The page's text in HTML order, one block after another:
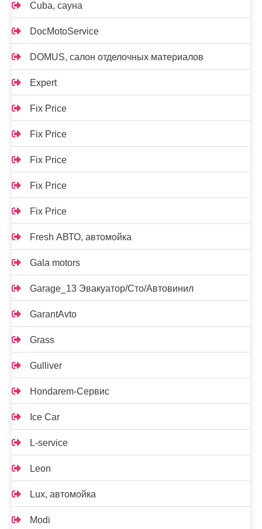
Cuba, сауна
DocMotoService
DOMUS, салон отделочных материалов
Expert
Fix Price
Fix Price
Fix Price
Fix Price
Fix Price
Fresh АВТО, автомойка
Gala motors
Garage_13 Эвакуатор/Сто/Автовинил
GarantAvto
Grass
Gulliver
Hondarem-Сервис
Ice Car
L-service
Leon
Lux, автомойка
Modi